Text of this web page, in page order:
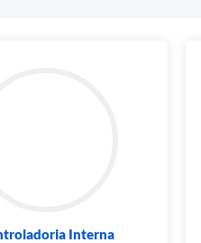
Interna